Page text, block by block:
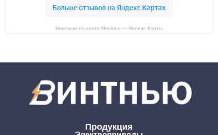
Винтнью на карте Москвы — Яндекс Карты
Продукция